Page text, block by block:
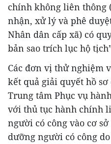
chính không liên thông
nhận, xử lý và phê
Nhân dân cấp xã) có
bản sao trích lục hộ
Các đơn vị thử nghiệm
kết quả giải quyết hồ
Trung tâm Phục vụ
với thủ tục hành chính
người có công vào cơ
dưỡng người có công